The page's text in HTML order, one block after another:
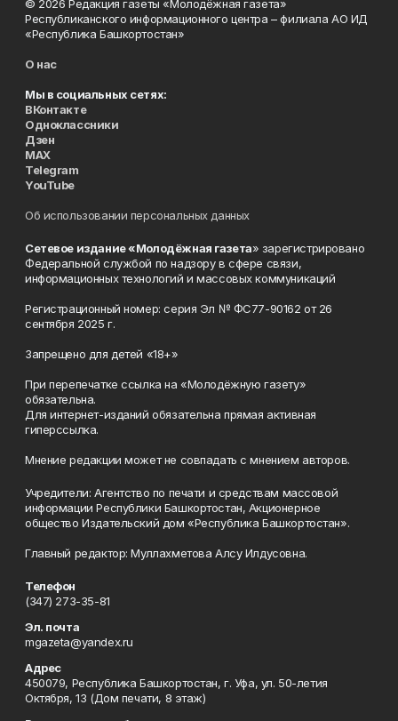
© 2026 Редакция газеты «Молодёжная газета»
Республиканского информационного центра – филиала АО ИД
«Республика Башкортостан»
О нас
Мы в социальных сетях:
ВКонтакте
Одноклассники
Дзен
MAX
Telegram
YouTube
Об использовании персональных данных
Сетевое издание «Молодёжная газета» зарегистрировано
Федеральной службой по надзору в сфере связи,
информационных технологий и массовых коммуникаций
Регистрационный номер: серия Эл № ФС77-90162 от 26
сентября 2025 г.
Запрещено для детей «18+»
При перепечатке ссылка на «Молодёжную газету»
обязательна.
Для интернет-изданий обязательна прямая активная
гиперссылка.
Мнение редакции может не совпадать с мнением авторов.
Учредители: Агентство по печати и средствам массовой
информации Республики Башкортостан, Акционерное
общество Издательский дом «Республика Башкортостан».
Главный редактор: Муллахметова Алсу Илдусовна.
Телефон
(347) 273-35-81
Эл. почта
mgazeta@yandex.ru
Адрес
450079, Республика Башкортостан, г. Уфа, ул. 50-летия
Октября, 13 (Дом печати, 8 этаж)